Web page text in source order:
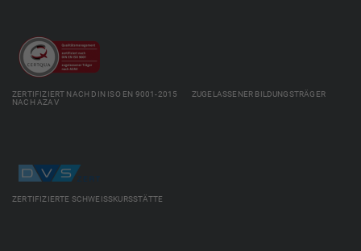
ZERTIFIZIERT NACH DIN ISO EN 9001-2015 ZUGELASSENER BILDUNGSTRÄGER
NACH AZAV
ZERTIFIZIERTE SCHWEISSKURSSTÄTTE